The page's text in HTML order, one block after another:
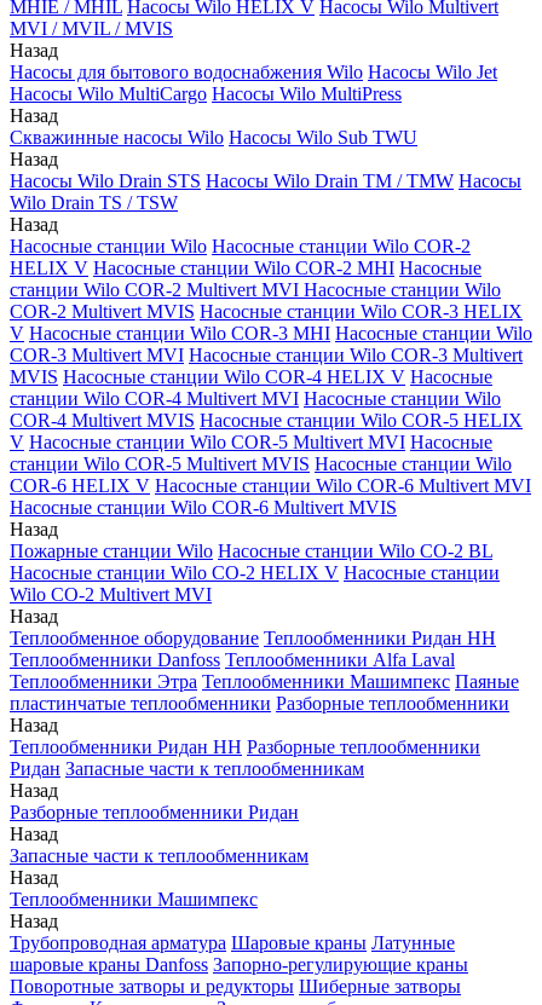
MHIE / MHIL Насосы Wilo HELIX V Насосы Wilo Multivert
MVI / MVIL / MVIS
Назад
Насосы для бытового водоснабжения Wilo Насосы Wilo Jet
Насосы Wilo MultiCargo Насосы Wilo MultiPress
Назад
Скважинные насосы Wilo Насосы Wilo Sub TWU
Назад
Насосы Wilo Drain STS Насосы Wilo Drain TM / TMW Насосы
Wilo Drain TS / TSW
Назад
Насосные станции Wilo Насосные станции Wilo COR-2
HELIX V Насосные станции Wilo COR-2 MHI Насосные
станции Wilo COR-2 Multivert MVI Насосные станции Wilo
COR-2 Multivert MVIS Насосные станции Wilo COR-3 HELIX
V Насосные станции Wilo COR-3 MHI Насосные станции Wilo
COR-3 Multivert MVI Насосные станции Wilo COR-3 Multivert
MVIS Насосные станции Wilo COR-4 HELIX V Насосные
станции Wilo COR-4 Multivert MVI Насосные станции Wilo
COR-4 Multivert MVIS Насосные станции Wilo COR-5 HELIX
V Насосные станции Wilo COR-5 Multivert MVI Насосные
станции Wilo COR-5 Multivert MVIS Насосные станции Wilo
COR-6 HELIX V Насосные станции Wilo COR-6 Multivert MVI
Насосные станции Wilo COR-6 Multivert MVIS
Назад
Пожарные станции Wilo Насосные станции Wilo CO-2 BL
Насосные станции Wilo CO-2 HELIX V Насосные станции
Wilo CO-2 Multivert MVI
Назад
Теплообменное оборудование Теплообменники Ридан НН
Теплообменники Danfoss Теплообменники Alfa Laval
Теплообменники Этра Теплообменники Машимпекс Паяные
пластинчатые теплообменники Разборные теплообменники
Назад
Теплообменники Ридан НН Разборные теплообменники
Ридан Запасные части к теплообменникам
Назад
Разборные теплообменники Ридан
Назад
Запасные части к теплообменникам
Назад
Теплообменники Машимпекс
Назад
Трубопроводная арматура Шаровые краны Латунные
шаровые краны Danfoss Запорно-регулирующие краны
Поворотные затворы и редукторы Шиберные затворы